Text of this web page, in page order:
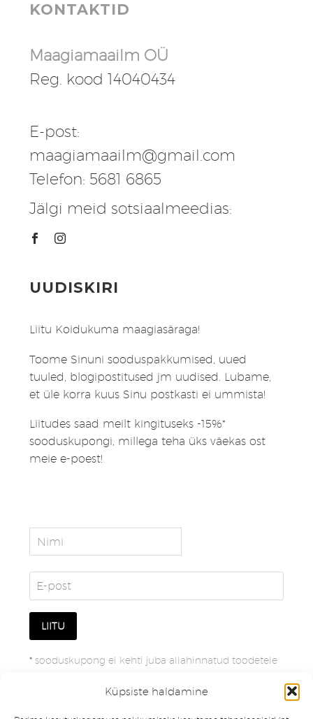
Küpsiste haldamine
KONTAKTID
Maagiamaailm OÜ
Reg. kood 14040434
E-post:
maagiamaailm@gmail.com
Telefon: 5681 6865
Jälgi meid sotsiaalmeedias:
UUDISKIRI
Liitu Koidukuma maagiasäraga!
Toome Sinuni sooduspakkumised, uued
tuuled, blogipostitused jm uudised. Lubame,
et üle korra kuus Sinu postkasti ei ummista!
Liitudes saad meilt kingituseks -15%*
sooduskupongi, millega teha üks väekas ost
meie e-poest!
* sooduskupong ei kehti juba allahinnatud toodetele